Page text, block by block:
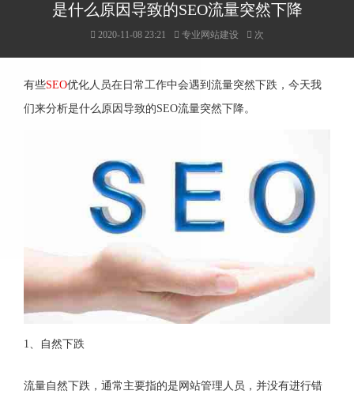
是什么原因导致的SEO流量突然下降
2020-11-08 23:21 专业网站建设 次
有些SEO优化人员在日常工作中会遇到流量突然下跌，今天我
们来分析是什么原因导致的SEO流量突然下降。
1、自然下跌
流量自然下跌，通常主要指的是网站管理人员，并没有进行错